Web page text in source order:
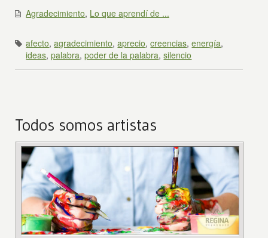
Agradecimiento, Lo que aprendí de ...
afecto,agradecimiento,aprecio,creencias,energía,
ideas,palabra,poder de la palabra,silencio
Todos somos artistas